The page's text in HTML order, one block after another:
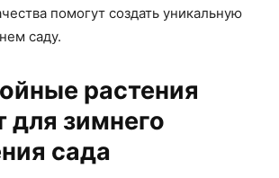
помогут создать уникальную
саду.
растения
для зимнего
сада